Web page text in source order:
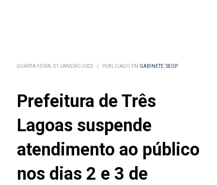
QUARTA-FEIRA, 01 JANEIRO 2025 / PUBLICADO EM GABINETE,SEGP
Prefeitura de Três
Lagoas suspende
atendimento ao público
nos dias 2 e 3 de